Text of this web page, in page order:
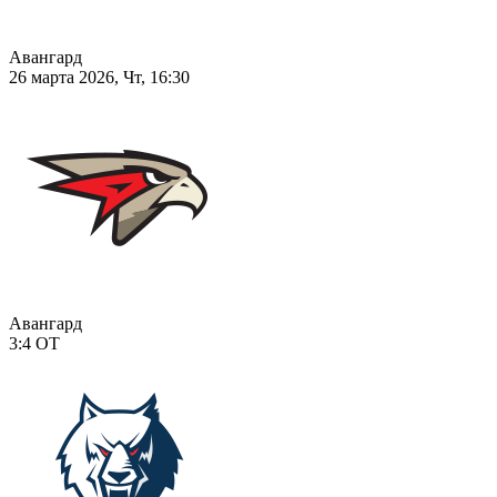
Авангард
26 марта 2026, Чт, 16:30
Авангард
3:4 ОТ